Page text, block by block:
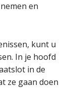
en
kunt u
In je hoofd
in de
ze gaan doen